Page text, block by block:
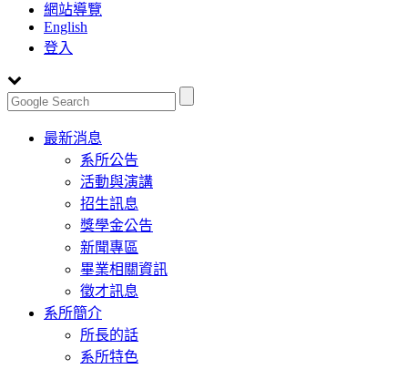
網站導覽
English
登入
Toggle
navigation
最新消息
系所公告
活動與演講
招生訊息
獎學金公告
新聞專區
畢業相關資訊
徵才訊息
系所簡介
所長的話
系所特色